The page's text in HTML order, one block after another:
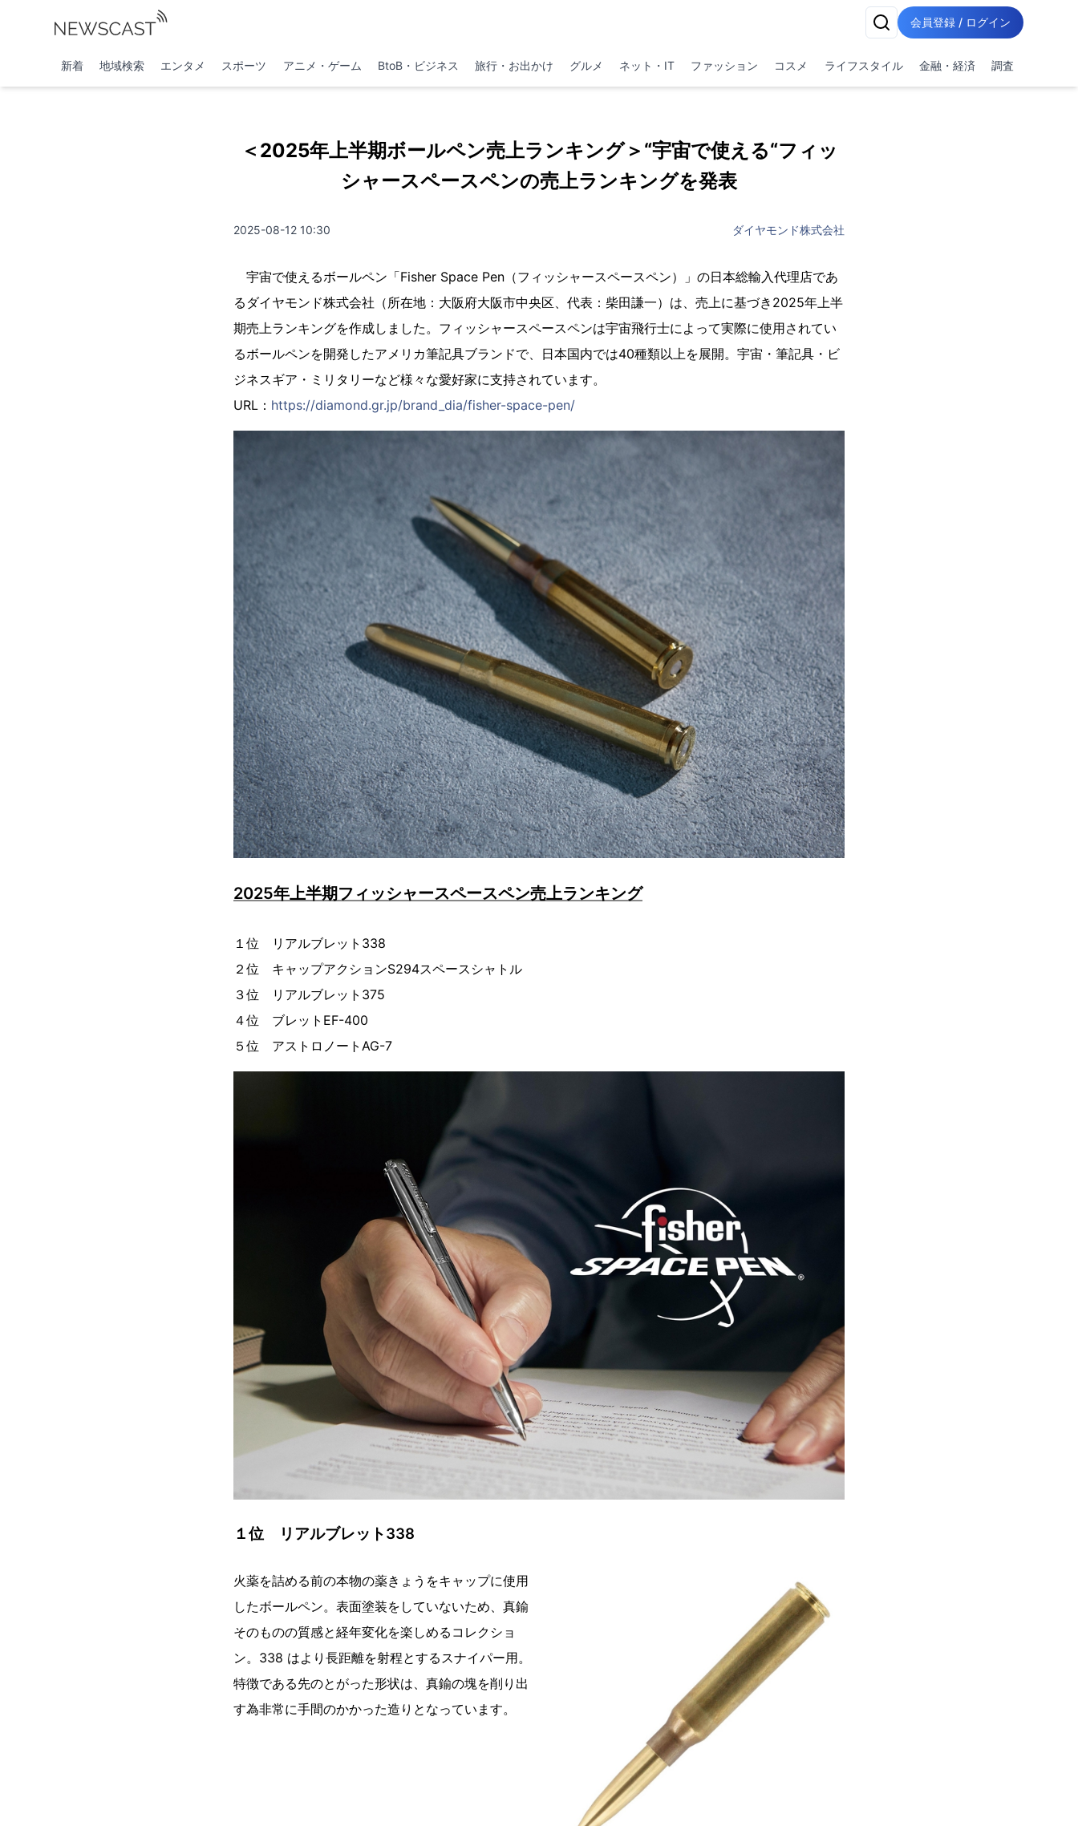
会員登録 / ログイン
新着 地域検索 エンタメ スポーツ アニメ・ゲーム BtoB・ビジネス 旅行・お出かけ グルメ ネット・IT ファッション コスメ ライフスタイル 金融・経済 調査
＜2025年上半期ボールペン売上ランキング＞“宇宙で使える“フィッ
シャースペースペンの売上ランキングを発表
2025-08-12 10:30 ダイヤモンド株式会社
宇宙で使えるボールペン「Fisher Space Pen（フィッシャースペースペン）」の日本総輸入代理店であ
るダイヤモンド株式会社（所在地：大阪府大阪市中央区、代表：柴田謙一）は、売上に基づき2025年上半
期売上ランキングを作成しました。フィッシャースペースペンは宇宙飛行士によって実際に使用されてい
るボールペンを開発したアメリカ筆記具ブランドで、日本国内では40種類以上を展開。宇宙・筆記具・ビ
ジネスギア・ミリタリーなど様々な愛好家に支持されています。
URL： https://diamond.gr.jp/brand_dia/fisher-space-pen/
2025年上半期フィッシャースペースペン売上ランキング
１位 リアルブレット338
２位 キャップアクションS294スペースシャトル
３位 リアルブレット375
４位 ブレットEF-400
５位 アストロノートAG-7
１位 リアルブレット338
火薬を詰める前の本物の薬きょうをキャップに使用
したボールペン。表面塗装をしていないため、真鍮
そのものの質感と経年変化を楽しめるコレクショ
ン。338 はより長距離を射程とするスナイパー用。
特徴である先のとがった形状は、真鍮の塊を削り出
す為非常に手間のかかった造りとなっています。